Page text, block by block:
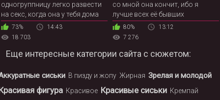
одногруппницу легко развести
на секс, когда она у тебя дома
73%
14:43
18 703
со мной она кончит, ибо я
лучше всех её бывших
80%
13:12
7 276
Еще интересные категории сайта с сюжетом:
сиськи В пизду и жопу Жирная Зрелая и молодой
фигура Красивое Красивые сиськи Кремпай